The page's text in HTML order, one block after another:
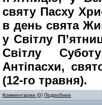
святу Пасху
в день свята
у Світлу
Світлу
Антіпасхи,
(12-го травня).
Комментарии (0) Подробнее